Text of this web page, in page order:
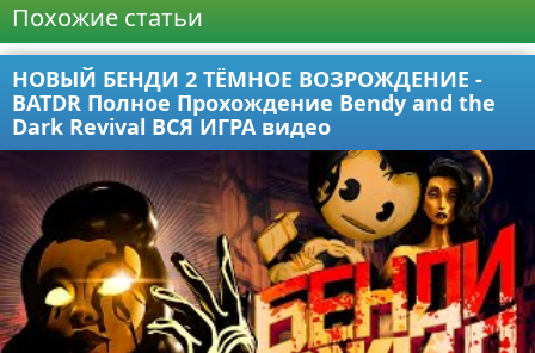
Похожие статьи
НОВЫЙ БЕНДИ 2 ТЁМНОЕ ВОЗРОЖДЕНИЕ -
BATDR Полное Прохождение Bendy and the
Dark Revival ВСЯ ИГРА видео